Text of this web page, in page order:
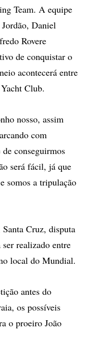
Team. A equipe
Daniel
Rovere
de conquistar o
acontecerá entre
Club.
nosso, assim
com
conseguirmos
será fácil, já que
somos a tripulação
Cruz, disputa
realizado entre
local do Mundial.
antes do
os possíveis
o proeiro João